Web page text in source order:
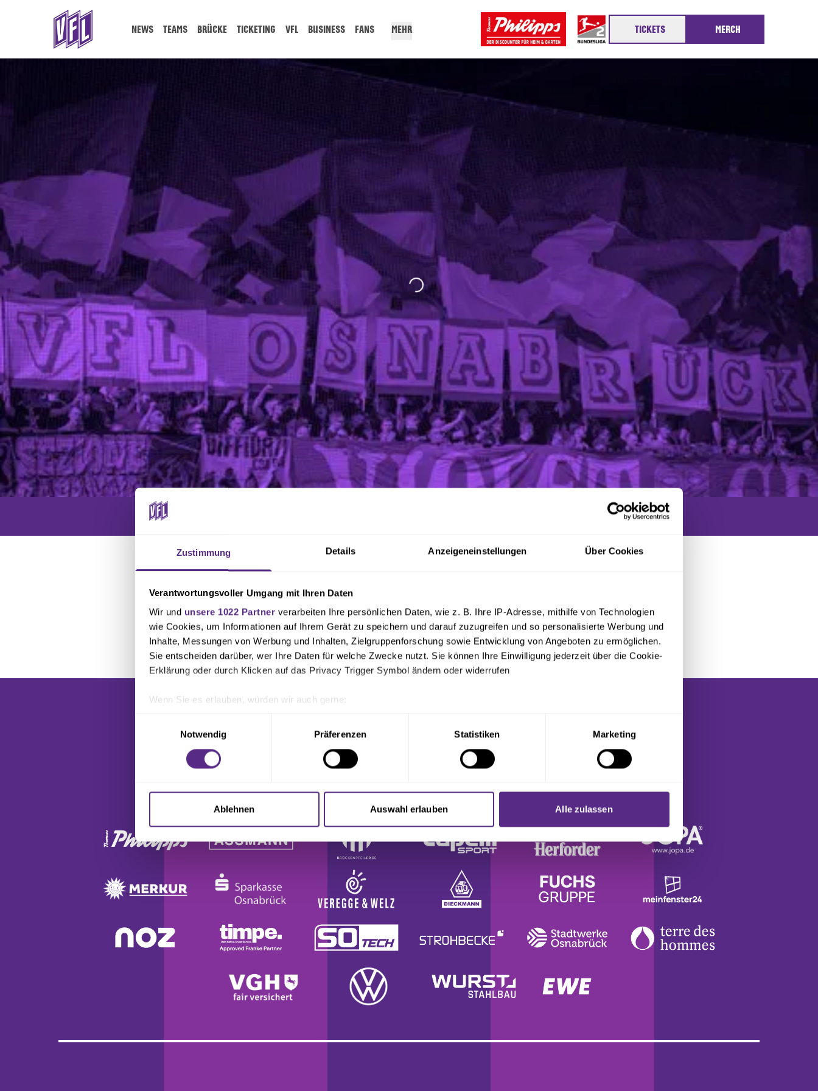
Zustimmung Details Anzeigeneinstellungen Über Cookies
Verantwortungsvoller Umgang mit Ihren Daten
Wir und unsere 1022 Partner verarbeiten Ihre persönlichen Daten, wie z. B. Ihre IP-Adresse, mithilfe von Technologien
wie Cookies, um Informationen auf Ihrem Gerät zu speichern und darauf zuzugreifen und so personalisierte Werbung und
Inhalte, Messungen von Werbung und Inhalten, Zielgruppenforschung sowie Entwicklung von Angeboten zu ermöglichen.
Sie entscheiden darüber, wer Ihre Daten für welche Zwecke nutzt. Sie können Ihre Einwilligung jederzeit über die Cookie-
Erklärung oder durch Klicken auf das Privacy Trigger Symbol ändern oder widerrufen
Wenn Sie es erlauben, würden wir auch gerne:
Ihr Gerät durch aktives Scannen nach bestimmten Merkmalen (Fingerprinting) identifizieren
Erfahren Sie mehr darüber, wie Ihre persönlichen Daten verarbeitet werden, und legen Sie Ihre Präferenzen imAbschnitt
Einzelheitenfest.
Wir verwenden Cookies, um Inhalte und Anzeigen zu personalisieren, Funktionen für soziale Medien anbieten zu können
und die Zugriffe auf unsere Website zu analysieren. Außerdem geben wir Informationen zu Ihrer Verwendung unserer
der Dienste gesammelt haben.
Notwendig
Präferenzen Statistiken Marketing
Ablehnen Auswahl erlauben Alle zulassen
NEWS TEAMS BRÜCKE TICKETING VFL BUSINESS FANS MEHR TICKETS MERCH
Zu diesem Spieltag ist noch kein Liveticker verfügbar.
PARTNER & SPONSOREN